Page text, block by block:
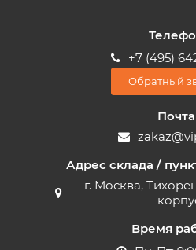
+7 (495)
Обратный
Почта
Адрес склада /
г. Москва,
Время